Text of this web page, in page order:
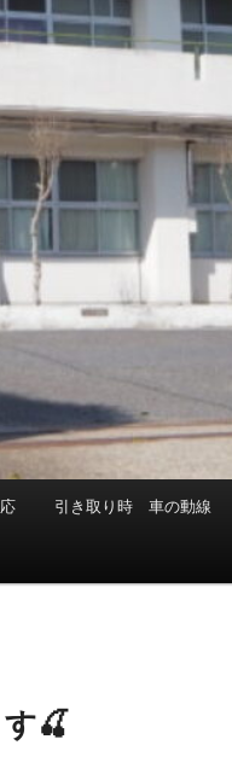
引き取り時 車の動線
🍒